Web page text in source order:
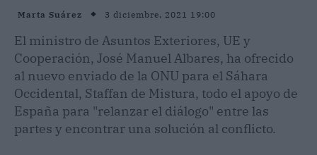
Marta Suárez 3 diciembre, 2021 19:00
El ministro de Asuntos Exteriores, UE y
Cooperación, José Manuel Albares, ha ofrecido
al nuevo enviado de la ONU para el Sáhara
Occidental, Staffan de Mistura, todo el apoyo de
España para "relanzar el diálogo" entre las
partes y encontrar una solución al conflicto.